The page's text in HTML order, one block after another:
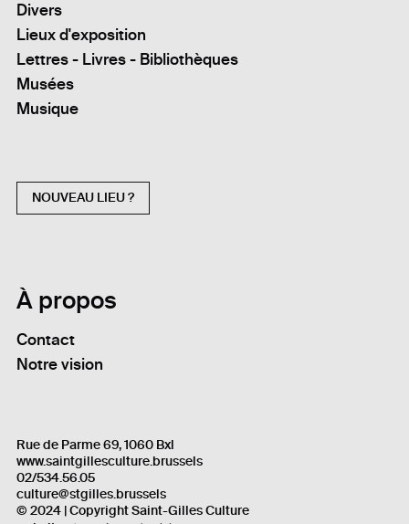
Divers
Lieux d'exposition
Lettres - Livres - Bibliothèques
Musées
Musique
NOUVEAU LIEU ?
À propos
Contact
Notre vision
Rue de Parme 69, 1060 Bxl
www.saintgillesculture.brussels
02/534.56.05
culture@stgilles.brussels
© 2024 | Copyright Saint-Gilles Culture